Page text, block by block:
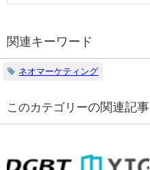
関連キーワード
ネオマーケティング
の関連記事